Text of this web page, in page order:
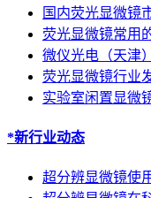
国内荧光显微镜
荧光显微镜常用
微仪光电（天津
荧光显微镜行业
实验室闲置显微
*新行业动态
超分辨显微镜使